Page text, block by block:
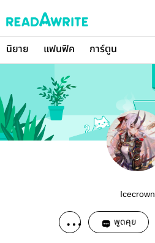
นิยาย แฟนฟิค การ์ตูน
Icecrown
พูดคุย